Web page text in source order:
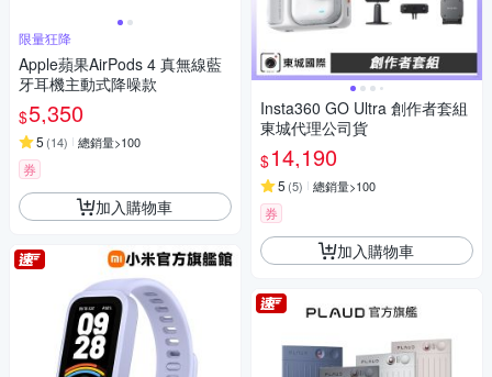
限量狂降
Apple蘋果AirPods 4 真無線藍
牙耳機主動式降噪款
$5,350
5 (14) 總銷量>100
券
加入購物車
Insta360 GO Ultra 創作者套組
東城代理公司貨
$14,190
5 (5) 總銷量>100
券
加入購物車